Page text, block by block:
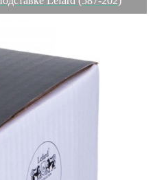
Ceramics Co., Ltd